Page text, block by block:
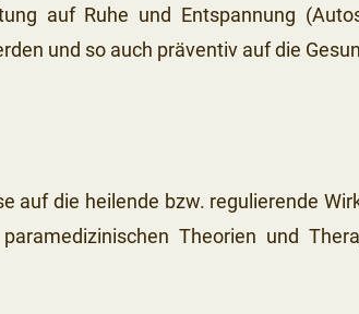
auf Ruhe und Entspannung
und so auch präventiv auf die
auf die heilende bzw. regulierende
Theorien und